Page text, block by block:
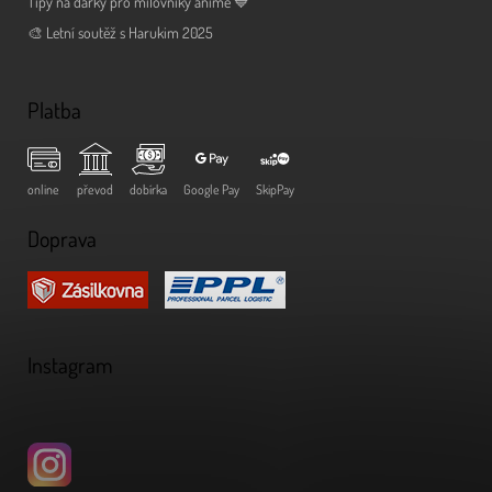
🎨 Letní soutěž s Harukim 2025
Platba
online převod dobírka Google Pay SkipPay
Doprava
Instagram